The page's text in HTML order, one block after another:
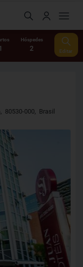
Hóspedes
2 Editar
, 80530-000, Brasil